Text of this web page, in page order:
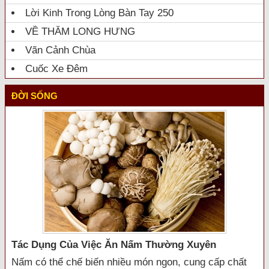
Lời Kinh Trong Lòng Bàn Tay 250
VỀ THĂM LONG HƯNG
Vãn Cảnh Chùa
Cuốc Xe Đêm
ĐỜI SỐNG
Tác Dụng Của Việc Ăn Nấm Thường Xuyên
Nấm có thể chế biến nhiều món ngon, cung cấp chất